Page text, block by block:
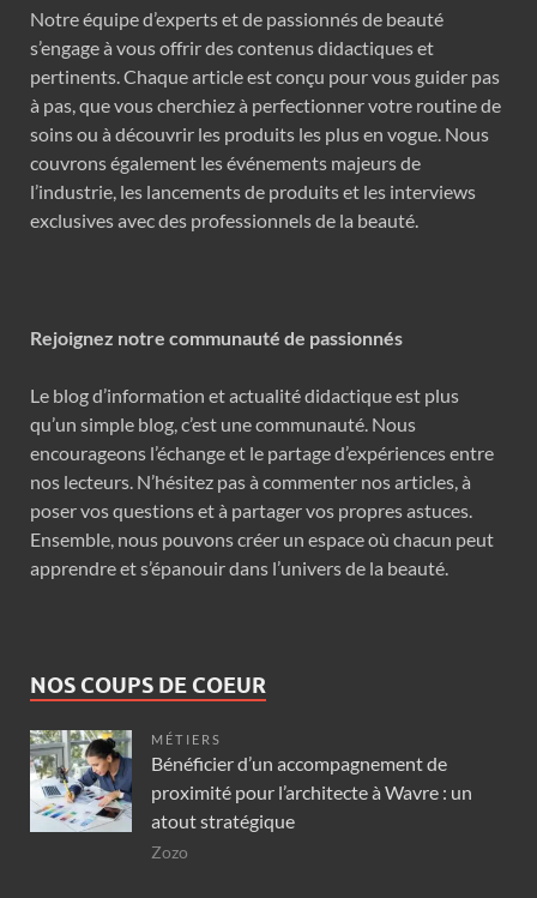
Notre équipe d’experts et de passionnés de beauté
s’engage à vous offrir des contenus didactiques et
pertinents. Chaque article est conçu pour vous guider pas
à pas, que vous cherchiez à perfectionner votre routine de
soins ou à découvrir les produits les plus en vogue. Nous
couvrons également les événements majeurs de
l’industrie, les lancements de produits et les interviews
exclusives avec des professionnels de la beauté.
Rejoignez notre communauté de passionnés
Le blog d’information et actualité didactique est plus
qu’un simple blog, c’est une communauté. Nous
encourageons l’échange et le partage d’expériences entre
nos lecteurs. N’hésitez pas à commenter nos articles, à
poser vos questions et à partager vos propres astuces.
Ensemble, nous pouvons créer un espace où chacun peut
apprendre et s’épanouir dans l’univers de la beauté.
NOS COUPS DE COEUR
MÉTIERS
Bénéficier d’un accompagnement de
proximité pour l’architecte à Wavre : un
atout stratégique
Zozo